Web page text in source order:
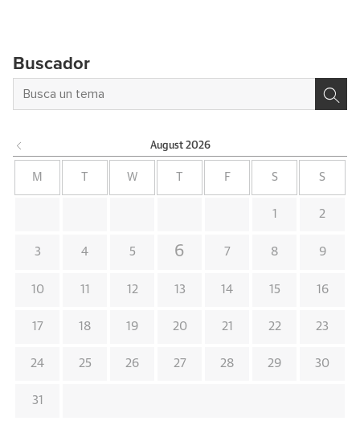
Buscador
August 2026
M W F S S
1 2
3 4 5 6 7 8 9
10 11 12 13 14 15 16
17 18 19 20 21 22 23
24 25 26 27 28 29 30
31